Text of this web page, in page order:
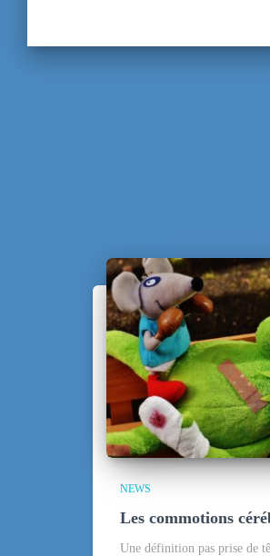
NEWS
Les commotions
Une définition pas prise de